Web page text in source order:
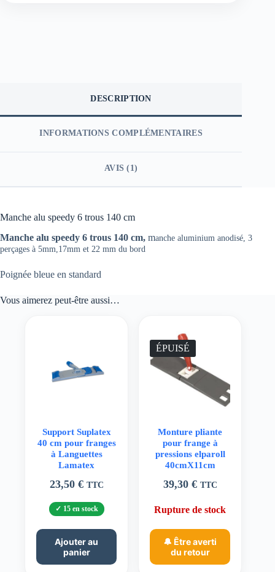
DESCRIPTION
INFORMATIONS COMPLÉMENTAIRES
AVIS (1)
Manche alu speedy 6 trous 140 cm
Manche alu speedy 6 trous 140 cm, manche aluminium anodisé, 3
perçages à 5mm,17mm et 22 mm du bord
Poignée bleue en standard
Vous aimerez peut-être aussi…
Support Suplatex
40 cm pour franges
à Languettes
Lamatex
23,50 € TTC
15 en stock
Ajouter au
panier
ÉPUISÉ
Monture pliante
pour frange à
pressions elparoll
40cmX11cm
39,30 € TTC
Rupture de stock
🔔 Être averti
du retour